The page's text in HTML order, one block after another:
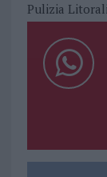
Pulizia